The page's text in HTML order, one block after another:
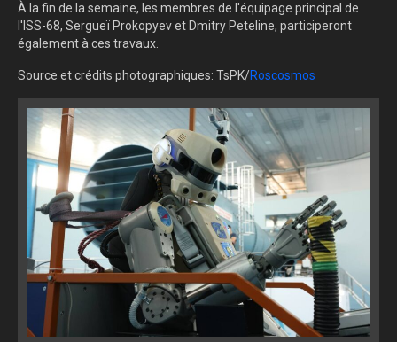
À la fin de la semaine, les membres de l'équipage principal de
l'ISS-68, Sergueï Prokopyev et Dmitry Peteline, participeront
également à ces travaux.
Source et crédits photographiques: TsPK/Roscosmos